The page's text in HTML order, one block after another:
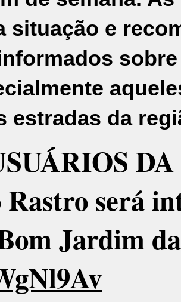
e
estradas da
DA
será
Jardim